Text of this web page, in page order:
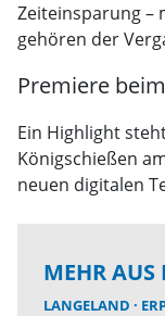
Zeiteinsparung –
gehören der
Premiere
Ein Highlight
Königschießen
neuen digitalen
MEHR AUS
LANGELAND